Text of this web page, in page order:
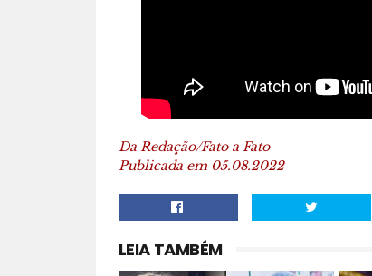
Da Redação/Fato a Fato
Publicada em 05.08.2022
LEIA TAMBÉM